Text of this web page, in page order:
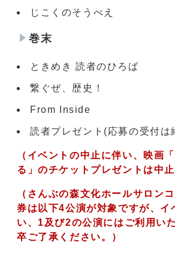
じこくのそうべえ
巻末
ときめき 読者のひろば
繋ぐぜ、歴史！
From Inside
読者プレゼント(応募の受付は
（ イベントの中止に伴い、
映画
る」のチケットプレゼントは中
（さんぶの森文化ホールサロン
券は以下4公演が対象ですが、イ
い、1及び2の公演にはご利用い
卒ご了承ください。）